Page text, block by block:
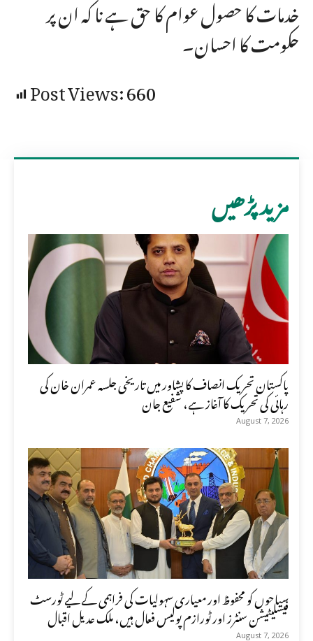
خدمات کا حصول عوام کا حق ہے نا کہ ان پر
حکومت کا احسان۔
Post Views:660
مزید پڑھیں
پاکستان تحریک انصاف کا پشاور میں تاریخی جلسہ عمران خان کی
رہائی کی تحریک کا آغاز ہے، شفیع جان
August 7, 2026
سیاحوں کو محفوظ اور معیاری سہولیات کی فراہمی کے لیے ٹورسٹ
فیسلیٹیشن سنٹرز اور ٹورازم پولیس فعال ہیں، ملک عدیل اقبال
August 7, 2026